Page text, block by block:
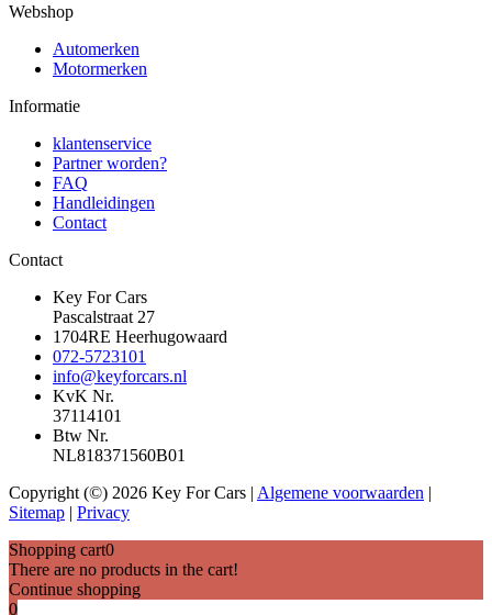
Webshop
Automerken
Motormerken
Informatie
klantenservice
Partner worden?
FAQ
Handleidingen
Contact
Contact
Key For Cars
Pascalstraat 27
1704RE Heerhugowaard
072-5723101
info@keyforcars.nl
KvK Nr.
37114101
Btw Nr.
NL818371560B01
Copyright (©) 2026 Key For Cars | Algemene voorwaarden |
Sitemap | Privacy
Shopping cart0
There are no products in the cart!
Continue shopping
0